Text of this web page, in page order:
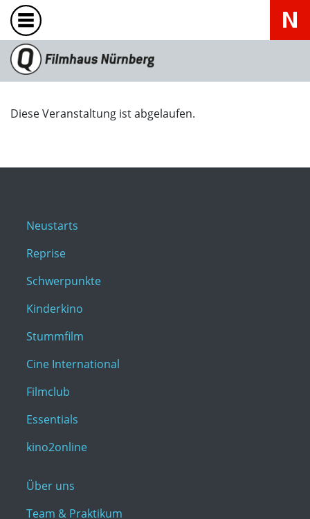
Diese Veranstaltung ist abgelaufen.
Neustarts
Reprise
Schwerpunkte
Kinderkino
Stummfilm
Cine International
Filmclub
Essentials
kino2online
Über uns
Team & Praktikum